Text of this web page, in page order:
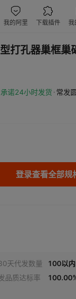
打孔器巢框巢
承诺24小时发货 常发
登录查看全部规
30天代发数量 100以内
发品质达标率